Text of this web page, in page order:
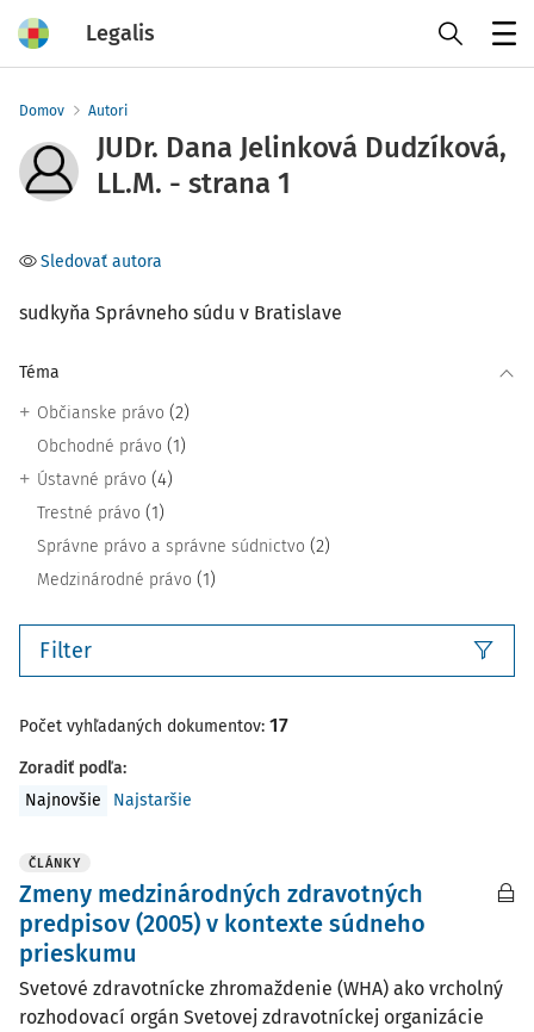
Legalis
Domov Autori
JUDr. Dana Jelinková Dudzíková,
LL.M. - strana 1
Sledovať autora
sudkyňa Správneho súdu v Bratislave
Téma
Občianske právo (2)
Obchodné právo (1)
Ústavné právo (4)
Trestné právo (1)
Správne právo a správne súdnictvo (2)
Medzinárodné právo (1)
Filter
Počet vyhľadaných dokumentov: 17
Zoradiť podľa:
Najnovšie
Najstaršie
ČLÁNKY
Zmeny medzinárodných zdravotných
predpisov (2005) v kontexte súdneho
prieskumu
Svetové zdravotnícke zhromaždenie (WHA) ako vrcholný
rozhodovací orgán Svetovej zdravotníckej organizácie